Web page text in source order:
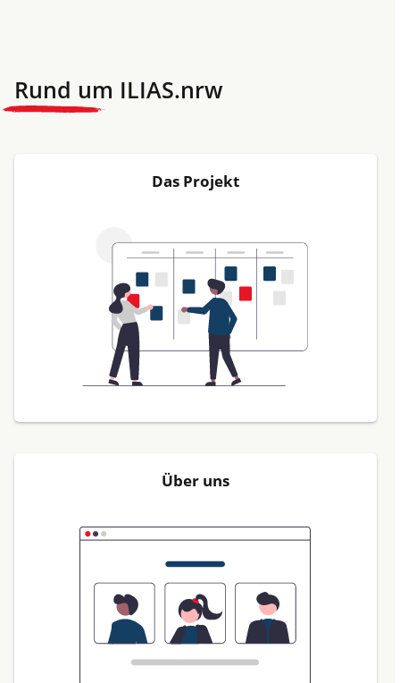
Rund um ILIAS.nrw
Das Projekt
Über uns